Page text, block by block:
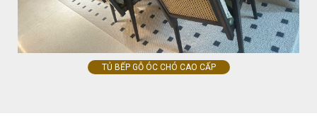
TỦ BẾP GỖ ÓC CHÓ CAO CẤP